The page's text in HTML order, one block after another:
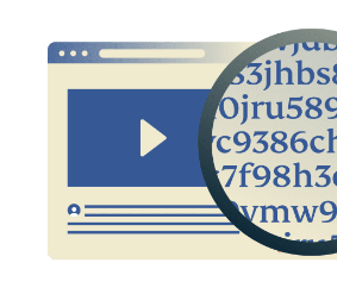
Često postavljana pitanja o VPN